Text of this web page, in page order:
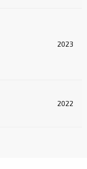
2023
2022